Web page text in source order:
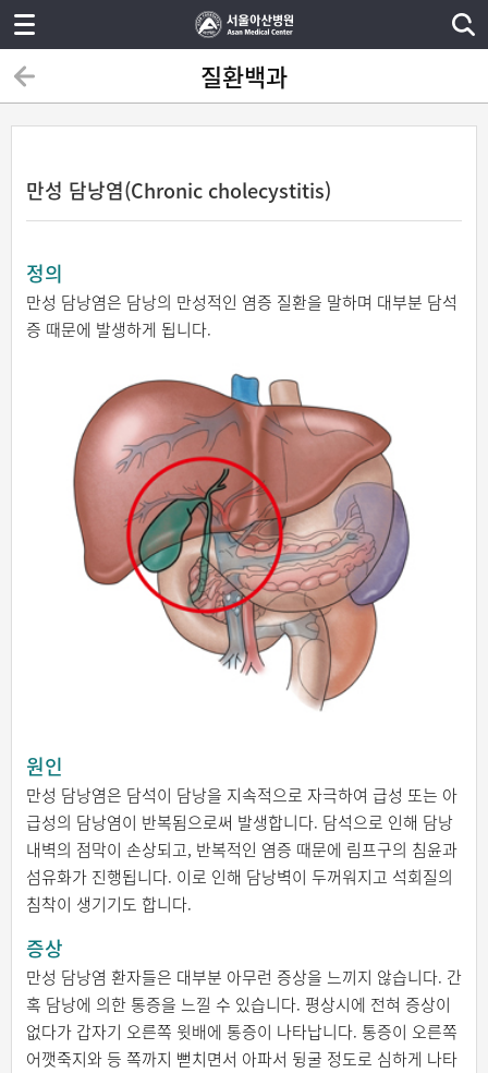
질환백과
만성 담낭염(Chronic cholecystitis)
정의
만성 담낭염은 담낭의 만성적인 염증 질환을 말하며 대부분 담석
증 때문에 발생하게 됩니다.
원인
만성 담낭염은 담석이 담낭을 지속적으로 자극하여 급성 또는 아
급성의 담낭염이 반복됨으로써 발생합니다. 담석으로 인해 담낭
내벽의 점막이 손상되고, 반복적인 염증 때문에 림프구의 침윤과
섬유화가 진행됩니다. 이로 인해 담낭벽이 두꺼워지고 석회질의
침착이 생기기도 합니다.
증상
만성 담낭염 환자들은 대부분 아무런 증상을 느끼지 않습니다. 간
혹 담낭에 의한 통증을 느낄 수 있습니다. 평상시에 전혀 증상이
없다가 갑자기 오른쪽 윗배에 통증이 나타납니다. 통증이 오른쪽
어깻죽지와 등 쪽까지 뻗치면서 아파서 뒹굴 정도로 심하게 나타